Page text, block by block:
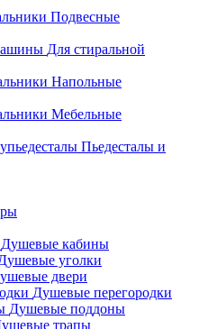
Подвесные
Для стиральной
Напольные
Мебельные
Пьедесталы и
Душевые кабины
уголки
двери
Душевые перегородки
Душевые поддоны
трапы